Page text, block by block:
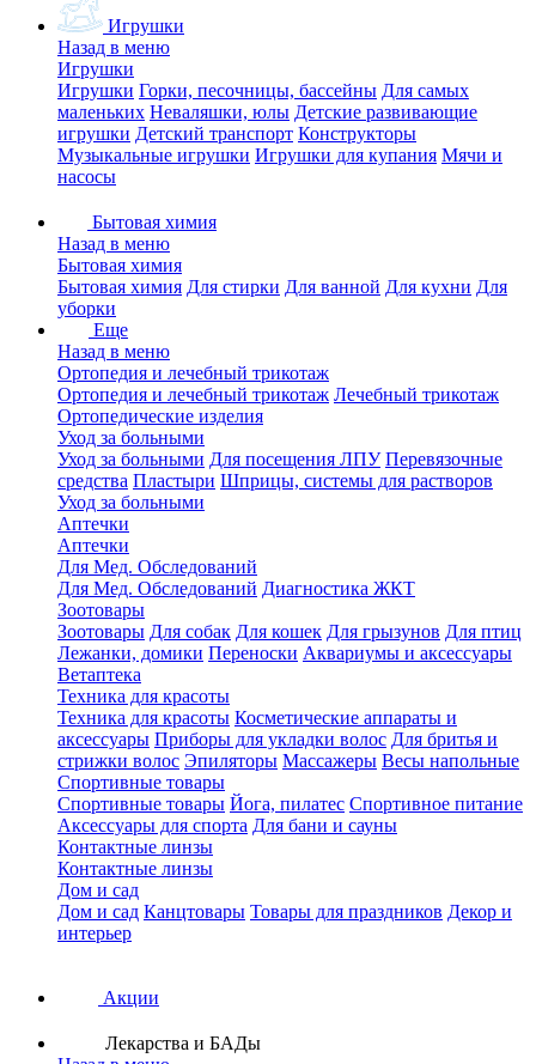
Игрушки
Назад в меню
Игрушки
Игрушки Горки, песочницы, бассейны Для самых
маленьких Неваляшки, юлы Детские развивающие
игрушки Детский транспорт Конструкторы
Музыкальные игрушки Игрушки для купания Мячи и
насосы
Бытовая химия
Назад в меню
Бытовая химия
Бытовая химия Для стирки Для ванной Для кухни Для
уборки
Еще
Назад в меню
Ортопедия и лечебный трикотаж
Ортопедия и лечебный трикотаж Лечебный трикотаж
Ортопедические изделия
Уход за больными
Уход за больными Для посещения ЛПУ Перевязочные
средства Пластыри Шприцы, системы для растворов
Уход за больными
Аптечки
Аптечки
Для Мед. Обследований
Для Мед. Обследований Диагностика ЖКТ
Зоотовары
Зоотовары Для собак Для кошек Для грызунов Для птиц
Лежанки, домики Переноски Аквариумы и аксессуары
Ветаптека
Техника для красоты
Техника для красоты Косметические аппараты и
аксессуары Приборы для укладки волос Для бритья и
стрижки волос Эпиляторы Массажеры Весы напольные
Спортивные товары
Спортивные товары Йога, пилатес Спортивное питание
Аксессуары для спорта Для бани и сауны
Контактные линзы
Контактные линзы
Дом и сад
Дом и сад Канцтовары Товары для праздников Декор и
интерьер
Акции
Лекарства и БАДы